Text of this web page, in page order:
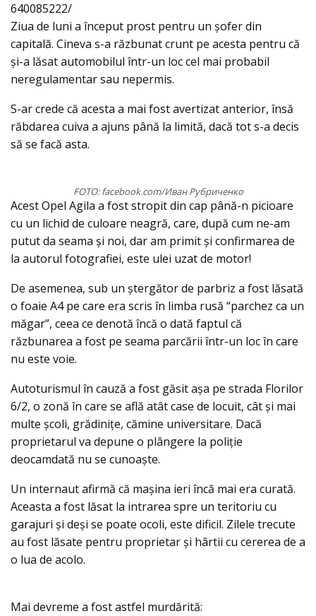
640085222/
Ziua de luni a început prost pentru un şofer din
capitală. Cineva s-a răzbunat crunt pe acesta pentru că
şi-a lăsat automobilul într-un loc cel mai probabil
neregulamentar sau nepermis.
S-ar crede că acesta a mai fost avertizat anterior, însă
răbdarea cuiva a ajuns până la limită, dacă tot s-a decis
să se facă asta.
FOTO: facebook.com/Иван Рубриченко
Acest Opel Agila a fost stropit din cap până-n picioare
cu un lichid de culoare neagră, care, după cum ne-am
putut da seama şi noi, dar am primit şi confirmarea de
la autorul fotografiei, este ulei uzat de motor!
De asemenea, sub un ştergător de parbriz a fost lăsată
o foaie A4 pe care era scris în limba rusă “parchez ca un
măgar”, ceea ce denotă încă o dată faptul că
răzbunarea a fost pe seama parcării într-un loc în care
nu este voie.
Autoturismul în cauză a fost găsit aşa pe strada Florilor
6/2, o zonă în care se află atât case de locuit, cât şi mai
multe şcoli, grădiniţe, cămine universitare. Dacă
proprietarul va depune o plângere la poliţie
deocamdată nu se cunoaşte.
Un internaut afirmă că maşina ieri încă mai era curată.
Aceasta a fost lăsat la intrarea spre un teritoriu cu
garajuri şi deşi se poate ocoli, este dificil. Zilele trecute
au fost lăsate pentru proprietar şi hârtii cu cererea de a
o lua de acolo.
Mai devreme a fost astfel murdărită: